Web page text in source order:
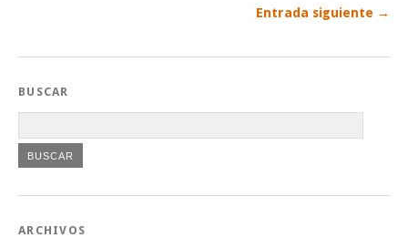
Entrada siguiente →
BUSCAR
ARCHIVOS